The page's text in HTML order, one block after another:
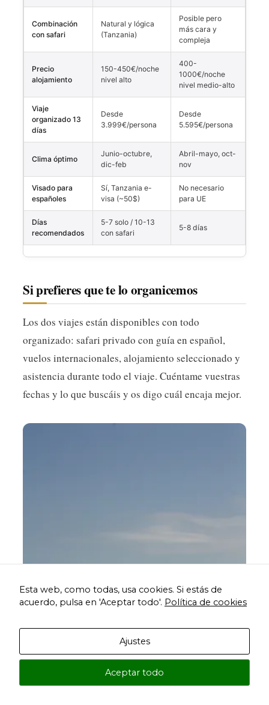
Combinación
con safari
Natural y lógica
(Tanzania)
Posible pero
más cara y
compleja
Precio
alojamiento
150-450€/noche
nivel alto
400-
1000€/noche
nivel medio-alto
Viaje
organizado 13
días
Desde
3.999€/persona
Desde
5.595€/persona
Clima óptimo
Junio-octubre,
dic-feb
Abril-mayo, oct-
nov
Visado para
españoles
Sí, Tanzania e-
visa (~50$)
No necesario
para UE
Días
recomendados
5-7 solo / 10-13
con safari
5-8 días
Si prefieres que te lo organicemos
Los dos viajes están disponibles con todo
organizado: safari privado con guía en español,
vuelos internacionales, alojamiento seleccionado y
asistencia durante todo el viaje. Cuéntame vuestras
fechas y lo que buscáis y os digo cuál encaja mejor.
Viaje a Tanzania y Zanzíbar
Esta web, como todas, usa cookies. Si estás de
acuerdo, pulsa en 'Aceptar todo'. Política de cookies
Ajustes
Aceptar todo